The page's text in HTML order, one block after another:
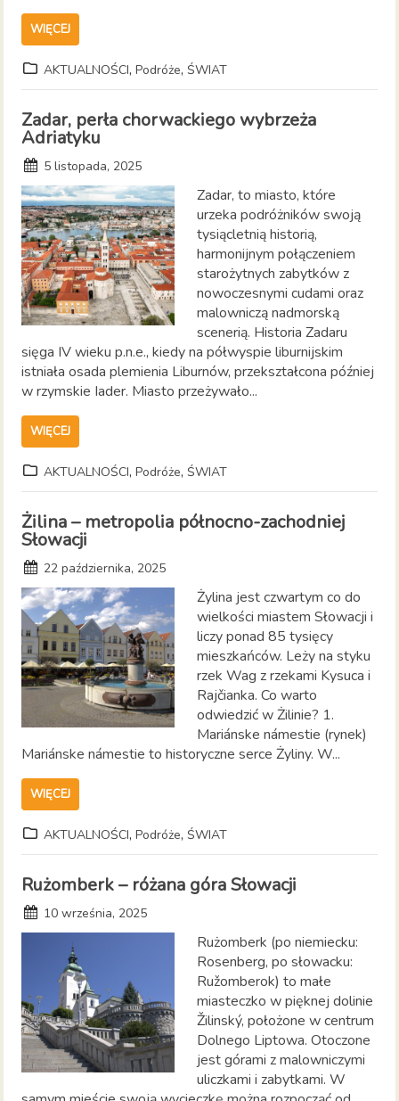
WIĘCEJ
AKTUALNOŚCI,Podróże,ŚWIAT
Zadar, perła chorwackiego wybrzeża
Adriatyku
5 listopada, 2025
Zadar, to miasto, które
urzeka podróżników swoją
tysiącletnią historią,
harmonijnym połączeniem
starożytnych zabytków z
nowoczesnymi cudami oraz
malowniczą nadmorską
scenerią. Historia Zadaru
sięga IV wieku p.n.e., kiedy na półwyspie liburnijskim
istniała osada plemienia Liburnów, przekształcona później
w rzymskie Iader. Miasto przeżywało...
WIĘCEJ
AKTUALNOŚCI,Podróże,ŚWIAT
Żilina – metropolia północno-zachodniej
Słowacji
22 października, 2025
Żylina jest czwartym co do
wielkości miastem Słowacji i
liczy ponad 85 tysięcy
mieszkańców. Leży na styku
rzek Wag z rzekami Kysuca i
Rajčianka. Co warto
odwiedzić w Żilinie? 1.
Mariánske námestie (rynek)
Mariánske námestie to historyczne serce Żyliny. W...
WIĘCEJ
AKTUALNOŚCI,Podróże,ŚWIAT
Rużomberk – różana góra Słowacji
10 września, 2025
Rużomberk (po niemiecku:
Rosenberg, po słowacku:
Ružomberok) to małe
miasteczko w pięknej dolinie
Žilinský, położone w centrum
Dolnego Liptowa. Otoczone
jest górami z malowniczymi
uliczkami i zabytkami. W